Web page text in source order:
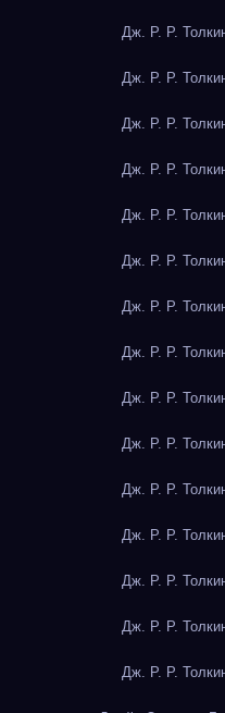
Дж. Р. Р.
Дж. Р. Р.
Дж. Р. Р.
Дж. Р. Р.
Дж. Р. Р.
Дж. Р. Р.
Дж. Р. Р.
Дж. Р. Р.
Дж. Р. Р.
Дж. Р. Р.
Дж. Р. Р.
Дж. Р. Р.
Дж. Р. Р.
Дж. Р. Р.
Дж. Р. Р.